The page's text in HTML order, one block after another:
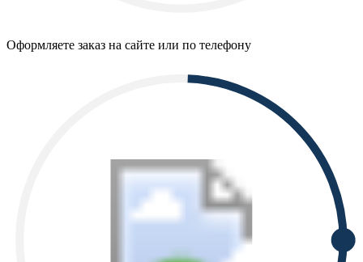
Оформляете заказ на сайте или по телефону